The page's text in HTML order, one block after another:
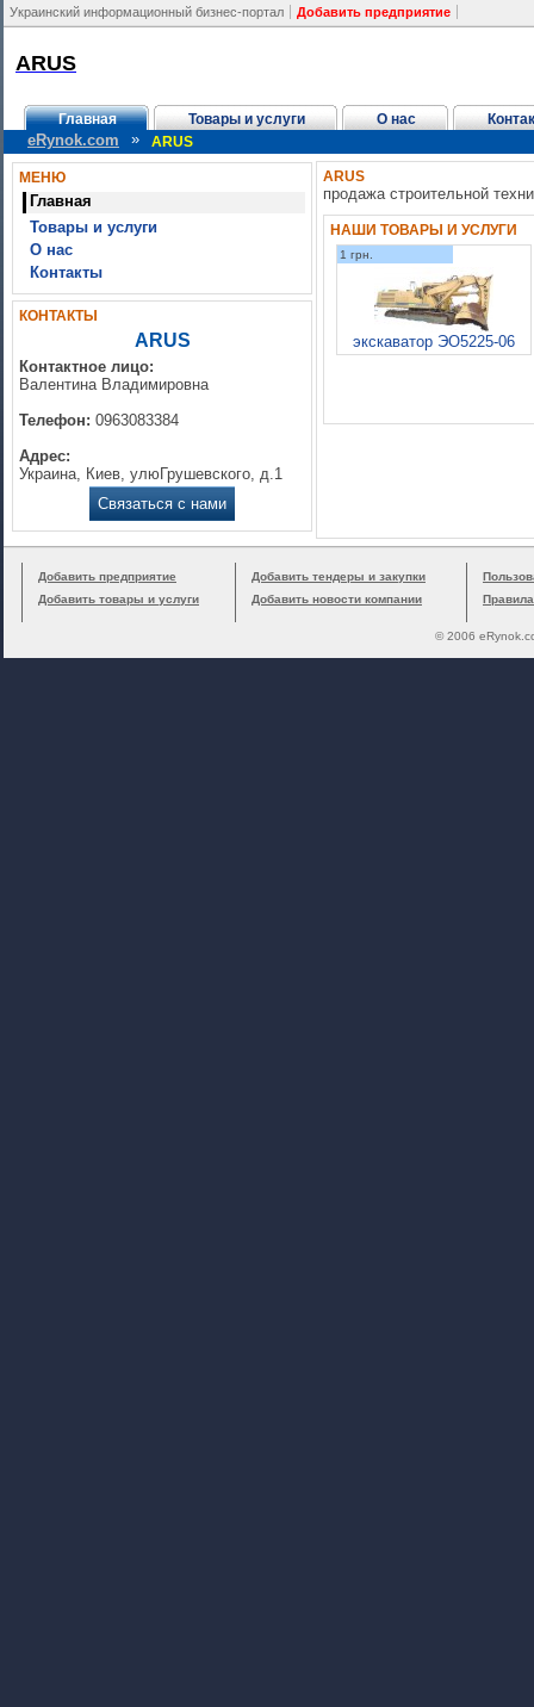
Украинский информационный бизнес-портал Добавить предприятие
ARUS
Главная Товары и услуги О нас
eRynok.com » ARUS
МЕНЮ
Главная
Товары и услуги
О нас
Контакты
КОНТАКТЫ
ARUS
Контактное лицо:
Валентина Владимировна
Телефон: 0963083384
Адрес:
Украина, Киев, улюГрушевского, д.1
Связаться с нами
ARUS
продажа строительной
НАШИ ТОВАРЫ И УСЛУГИ
1 грн.
экскаватор ЭО5225-06
Добавить предприятие
Добавить товары и услуги
Добавить тендеры и закупки
Добавить новости компании
© 2006